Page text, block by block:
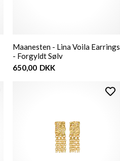
Maanesten - Lina Voila Earrings
- Forgyldt Sølv
650,00 DKK